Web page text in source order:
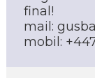
final!
mail:
mobil: